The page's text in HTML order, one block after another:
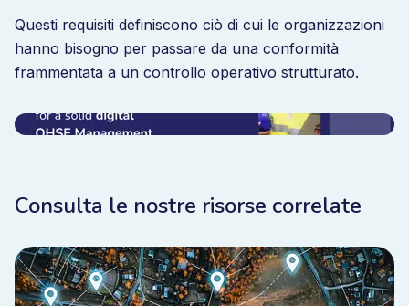
Questi requisiti definiscono ciò di cui le organizzazioni
hanno bisogno per passare da una conformità
frammentata a un controllo operativo strutturato.
Consulta le nostre risorse correlate